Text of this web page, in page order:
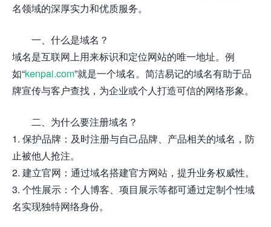
名领域的深厚实力和优质服务。
一、什么是域名？
域名是互联网上用来标识和定位网站的唯一地址。例
如“kenpai.com”就是一个域名。简洁易记的域名有助于品
牌宣传与客户查找，为企业或个人打造可信的网络形象。
二、为什么要注册域名？
1. 保护品牌：及时注册与自己品牌、产品相关的域名，防
止被他人抢注。
2. 建立官网：通过域名搭建官方网站，提升业务权威性。
3. 个性展示：个人博客、项目展示等都可通过定制个性域
名实现独特网络身份。